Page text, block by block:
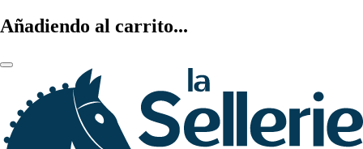
Añadiendo al carrito...